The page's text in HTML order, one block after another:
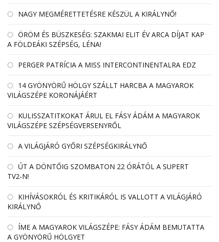
NAGY MEGMÉRETTETÉSRE KÉSZÜL A KIRÁLYNŐ!
ÖRÖM ÉS BÜSZKESÉG: SZAKMAI ELIT ÉV ARCA DÍJAT KAP
A FÖLDEÁKI SZÉPSÉG, LÉNA!
PERGER PATRÍCIA A MISS INTERCONTINENTALRA EDZ
14 GYÖNYÖRŰ HÖLGY SZÁLLT HARCBA A MAGYAROK
VILÁGSZÉPE KORONÁJÁÉRT
KULISSZATITKOKAT ÁRUL EL FÁSY ÁDÁM A MAGYAROK
VILÁGSZÉPE SZÉPSÉGVERSENYRŐL
A VILÁGJÁRÓ GYŐRI SZÉPSÉGKIRÁLYNŐ
ÚT A DÖNTŐIG SZOMBATON 22 ÓRÁTÓL A SUPERT
TV2-N!
KIHÍVÁSOKRÓL ÉS KRITIKÁRÓL IS VALLOTT A VILÁGJÁRÓ
KIRÁLYNŐ
ÍME A MAGYAROK VILÁGSZÉPE: FÁSY ÁDÁM BEMUTATTA
A GYÖNYÖRŰ HÖLGYET